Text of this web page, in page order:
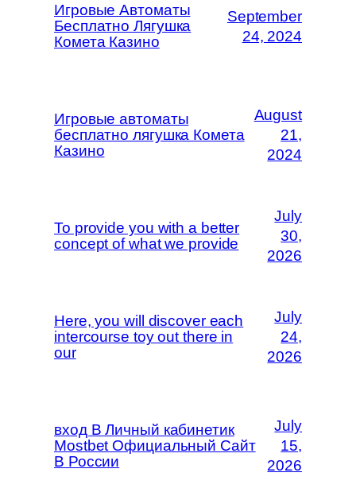
Игровые Автоматы
Бесплатно Лягушка
Комета Казино
September
24, 2024
Игровые автоматы
бесплатно лягушка Комета
Казино
August
21,
2024
To provide you with a better
concept of what we provide
July
30,
2026
Here, you will discover each
intercourse toy out there in
our
July
24,
2026
вход В Личный кабинетик
Mostbet Официальный Сайт
В России
July
15,
2026